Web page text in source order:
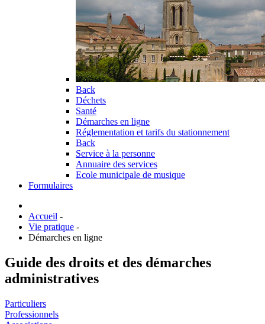
Back
Déchets
Santé
Démarches en ligne
Réglementation et tarifs du stationnement
Back
Service à la personne
Annuaire des services
Ecole municipale de musique
Formulaires
Accueil -
Vie pratique -
Démarches en ligne
Guide des droits et des démarches
administratives
Particuliers
Professionnels